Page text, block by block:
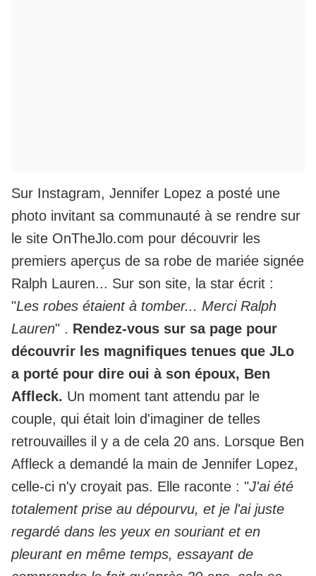
Sur Instagram, Jennifer Lopez a posté une
photo invitant sa communauté à se rendre sur
le site OnTheJlo.com pour découvrir les
premiers aperçus de sa robe de mariée signée
Ralph Lauren... Sur son site, la star écrit :
"Les robes étaient à tomber... Merci Ralph
Lauren" . Rendez-vous sur sa page pour
découvrir les magnifiques tenues que JLo
a porté pour dire oui à son époux, Ben
Affleck. Un moment tant attendu par le
couple, qui était loin d'imaginer de telles
retrouvailles il y a de cela 20 ans. Lorsque Ben
Affleck a demandé la main de Jennifer Lopez,
celle-ci n'y croyait pas. Elle raconte : "J'ai été
totalement prise au dépourvu, et je l'ai juste
regardé dans les yeux en souriant et en
pleurant en même temps, essayant de